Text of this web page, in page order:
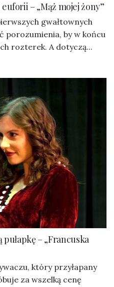
– „Mąż mojej żony”
gwałtownych
porozumienia, by w końcu
rozterek. A dotyczą...
pułapkę – „Francuska
który przyłapany
za wszelką cenę